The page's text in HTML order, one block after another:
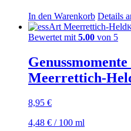
In den Warenkorb Details
Bewertet mit 5.00 von 5
Meerrettich-
8,95 €
4,48 € / 100 ml